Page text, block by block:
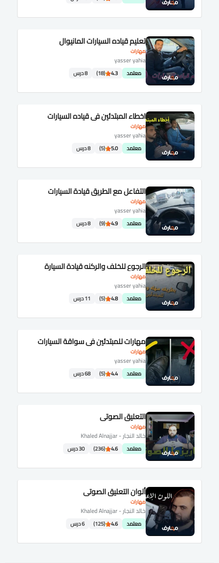
مهارات
تعليم قياده السيارات المانيوال
yasser yahia
معتمد 4.3
(18) 8 درس
مهارات
اخطاء المبتدئين في قياده السيارات
yasser yahia
معتمد 5.0
(5) 8 درس
مهارات
التفاعل مع الطريق قيادة السيارات
yasser yahia
معتمد 4.9
(9) 8 درس
مهارات
الرجوع للخلف والركنه قيادة السيارة
yasser yahia
معتمد 4.8
(5) 11 درس
مهارات
مهارات للمبتدئين في سواقة السيارات
yasser yahia
معتمد 4.4
(5) 68 درس
مهارات
التعليق الصوتي
خالد النجار - Khaled Alnajjar
معتمد 4.6
(236) 30 درس
مهارات
ألوان التعليق الصوتي
خالد النجار - Khaled Alnajjar
معتمد 4.6
(125) 6 درس